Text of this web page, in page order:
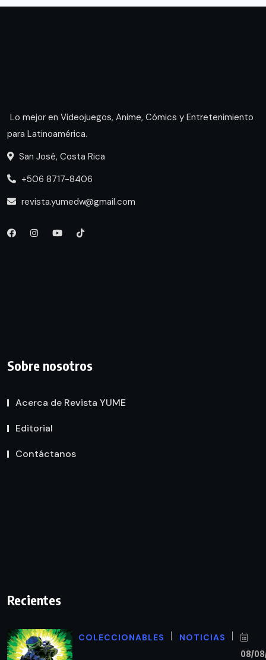
Lo mejor en Videojuegos, Anime, Cómics y Entretenimiento
para Latinoamérica.
San José, Costa Rica
+506 8717-8406
revista.yumedw@gmail.com
Sobre nosotros
Acerca de Revista YUME
Editorial
Contáctanos
Recientes
COLECCIONABLES NOTICIAS
08/